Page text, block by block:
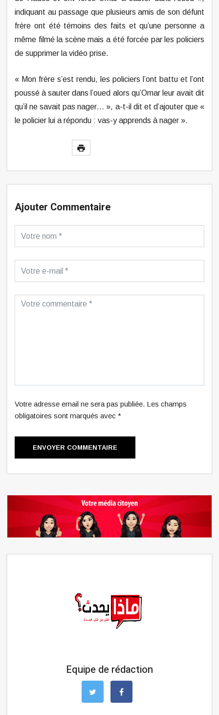
indiquant au passage que plusieurs amis de son défunt
frère ont été témoins des faits et qu’une personne a
même filmé la scène mais a été forcée par les policiers
de supprimer la vidéo prise.
« Mon frère s’est rendu, les policiers l’ont battu et l’ont
poussé à sauter dans l’oued alors qu’Omar leur avait dit
qu’il ne savait pas nager… », a-t-il dit et d’ajouter que «
le policier lui a répondu : vas-y apprends à nager ».
Ajouter Commentaire
Votre adresse email ne sera pas publiée. Les champs
obligatoires sont marqués avec *
ENVOYER COMMENTAIRE
Equipe de rédaction